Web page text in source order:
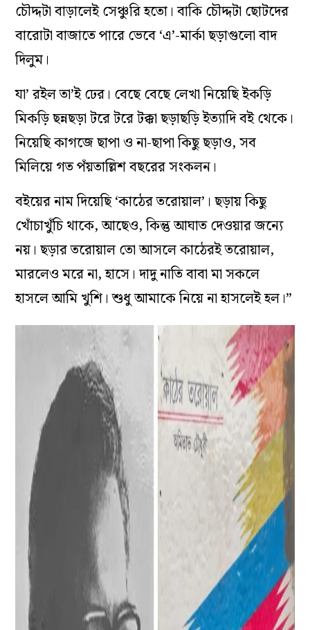
চৌদ্দটা বাড়ালেই সেঞ্চুরি হতো। বাকি চৌদ্দটা ছোটদের
বারোটা বাজাতে পারে ভেবে ‘এ’-মার্কা ছড়াগুলো বাদ
দিলুম।
যা’ রইল তা’ই ঢের। বেছে বেছে লেখা নিয়েছি ইকড়ি
মিকড়ি ছন্নছড়া টরে টরে টক্কা ছড়াছড়ি ইত্যাদি বই থেকে।
নিয়েছি কাগজে ছাপা ও না-ছাপা কিছু ছড়াও, সব
মিলিয়ে গত পঁয়তাল্লিশ বছরের সংকলন।
বইয়ের নাম দিয়েছি ‘কাঠের তরোয়াল’। ছড়ায় কিছু
খোঁচাখুঁচি থাকে, আছেও, কিন্তু আঘাত দেওয়ার জন্যে
নয়। ছড়ার তরোয়াল তো আসলে কাঠেরই তরোয়াল,
মারলেও মরে না, হাসে। দাদু নাতি বাবা মা সকলে
হাসলে আমি খুশি। শুধু আমাকে নিয়ে না হাসলেই হল।”